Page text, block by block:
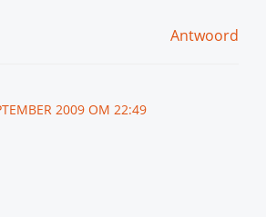
Antwoord
2009 OM 22:49